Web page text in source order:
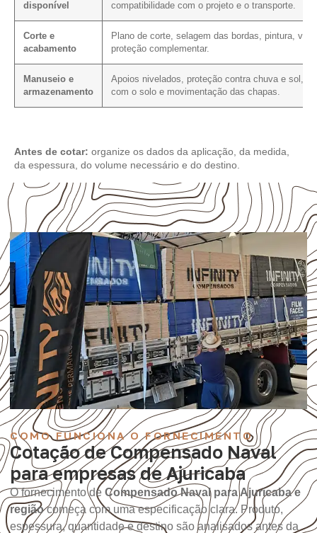
disponível
compatibilidade com o projeto e o transporte.
Corte e
acabamento
Plano de corte, selagem das bordas, pintura,
proteção complementar.
Manuseio e
armazenamento
Apoios nivelados, proteção contra chuva e sol,
com o solo e movimentação das chapas.
Antes de cotar: organize os dados da aplicação, da medida,
da espessura, do volume necessário e do destino.
COMO FUNCIONA O FORNECIMENTO
Cotação de Compensado Naval
para empresas de Ajuricaba
O fornecimento de Compensado Naval para Ajuricaba e
regiãocomeça com uma especificação clara. Produto,
espessura, quantidade e destino são analisados antes da